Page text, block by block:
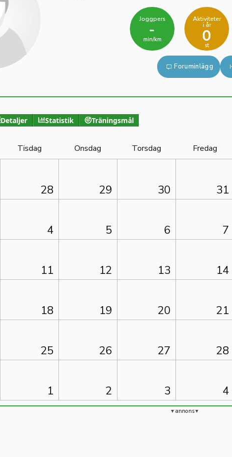
Joggpers
-
min/km
Aktiviteter
i år
0
st
Foruminlägg
Detaljer Statistik Träningsmål
Tisdag Onsdag Torsdag Fredag
28 29 30 31
4 5 6 7
11 12 13 14
18 19 20 21
25 26 27 28
1 2 3 4
annons